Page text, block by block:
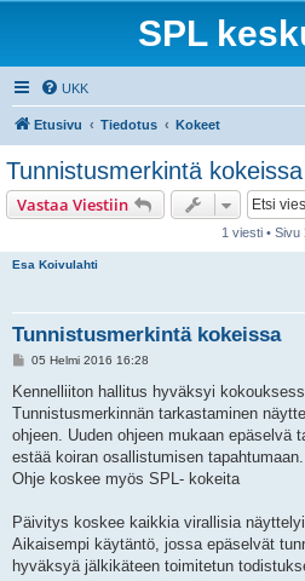
SPL
UKK
Etusivu Tiedotus Kokeet
Tunnistusmerkintä kokeissa
Vastaa Viestiin
1 viesti • Sivu
Esa Koivulahti
Tunnistusmerkintä kokeissa
V
e
t
i
05 Helmi 2016 16:28
Kennelliiton hallitus hyväksyi
Tunnistusmerkinnän tarkastaminen
ohjeen. Uuden ohjeen mukaan epäselvä
estää koiran osallistumisen
Ohje koskee myös SPL- kokeita
Päivitys koskee kaikkia virallisia
Aikaisempi käytäntö, jossa epäselvät
hyväksyä jälkikäteen toimitetun